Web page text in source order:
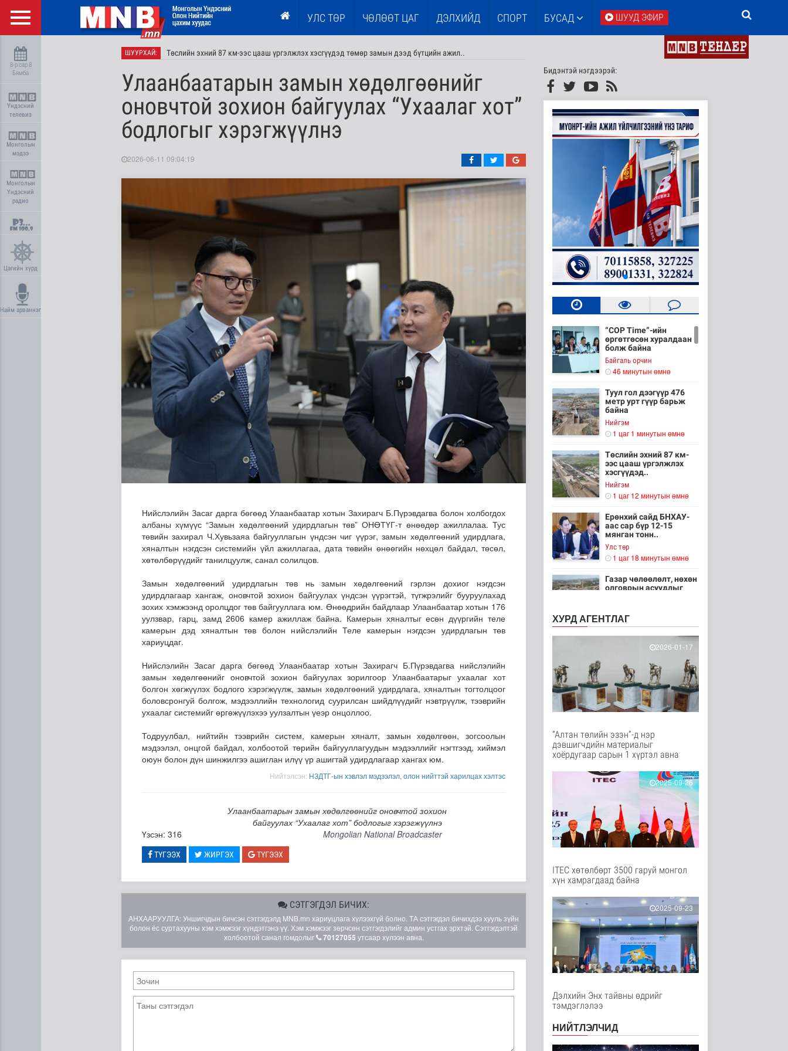
УЛС ТӨР ЧӨЛӨӨТ ЦАГ ДЭЛХИЙД СПОРТ БУСАД ШУУД ЭФИР
8-р сар 8
Бямба
Үндэсний
телевиз
Монголын
мэдээ
Монголын
Үндэсний
радио
Цагийн хүрд
Найм арваннэг
ШУУРХАЙ: Төслийн эхний 87 км-ээс цааш үргэлжлэх хэсгүүдэд төмөр замын дээд бүтцийн ажил..
Ерөнхий сайд БНХАУ-аас сар бүр 12-15 мянган тонн АИ-92 автобензин тогтмол нийл..
Газар чөлөөлөлт, нөхөн олговрын асуудлыг хуулийн хүрээнд шийднэ
Улаанбаатарын замын хөдөлгөөнийг
оновчтой зохион байгуулах “Ухаалаг хот”
бодлогыг хэрэгжүүлнэ
2026-06-11 09:04:19
Нийслэлийн Засаг дарга бөгөөд Улаанбаатар хотын Захирагч Б.Пүрэвдагва болон холбогдох
албаны хүмүүс “Замын хөдөлгөөний удирдлагын төв” ОНӨТҮГ-т өнөөдөр ажиллалаа. Тус
төвийн захирал Ч.Хувьзаяа байгууллагын үндсэн чиг үүрэг, замын хөдөлгөөний удирдлага,
хяналтын нэгдсэн системийн үйл ажиллагаа, дата төвийн өнөөгийн нөхцөл байдал, төсөл,
хөтөлбөрүүдийг танилцуулж, санал солилцов.
Замын хөдөлгөөний удирдлагын төв нь замын хөдөлгөөний гэрлэн дохиог нэгдсэн
удирдлагаар хангаж, оновчтой зохион байгуулах үндсэн үүрэгтэй, түгжрэлийг бууруулахад
зохих хэмжээнд оролцдог төв байгууллага юм. Өнөөдрийн байдлаар Улаанбаатар хотын 176
уулзвар, гарц, замд 2606 камер ажиллаж байна. Камерын хяналтыг есөн дүүргийн теле
камерын дэд хяналтын төв болон нийслэлийн Теле камерын нэгдсэн удирдлагын төв
хариуцдаг.
Нийслэлийн Засаг дарга бөгөөд Улаанбаатар хотын Захирагч Б.Пүрэвдагва нийслэлийн
замын хөдөлгөөнийг оновчтой зохион байгуулах зорилгоор Улаанбаатарыг ухаалаг хот
болгон хөгжүүлэх бодлого хэрэгжүүлж, замын хөдөлгөөний удирдлага, хяналтын тогтолцоог
боловсронгуй болгож, мэдээллийн технологид суурилсан шийдлүүдийг нэвтрүүлж, тээврийн
ухаалаг системийг өргөжүүлэхээ уулзалтын үеэр онцоллоо.
Тодруулбал, нийтийн тээврийн систем, камерын хяналт, замын хөдөлгөөн, зогсоолын
мэдээлэл, онцгой байдал, холбоотой төрийн байгууллагуудын мэдээллийг нэгтгээд, хиймэл
оюун болон дүн шинжилгээ ашиглан илүү үр ашигтай удирдлагаар хангах юм.
Нийтэлсэн: НЗДТГ-ын хэвлэл мэдээлэл, олон нийттэй харилцах хэлтэс
Улаанбаатарын замын хөдөлгөөнийг оновчтой зохион
байгуулах “Ухаалаг хот” бодлогыг хэрэгжүүлнэ
Үзсэн: 316
Mongolian National Broadcaster
ТҮГЭЭХ ЖИРГЭХ ТҮГЭЭХ
СЭТГЭГДЭЛ БИЧИХ:
АНХААРУУЛГА: Уншигчдын бичсэн сэтгэгдэлд MNB.mn хариуцлага хүлээхгүй болно. ТА сэтгэгдэл бичихдээ хууль зүйн
болон ёс суртахууны хэм хэмжээг хүндэтгэнэ үү. Хэм хэмжээг зөрчсөн сэтгэгдэлийг админ устгах эрхтэй. Сэтгэгдэлтэй
холбоотой санал гомдолыг
70127055 утсаар хүлээн авна.
Бидэнтэй нэгдээрэй:
“COP Time”-ийн
өргөтгөсөн хуралдаан
болж байна
Байгаль орчин
46 минутын өмнө
Туул гол дээгүүр 476
метр урт гүүр барьж
байна
Нийгэм
1 цаг 1 минутын өмнө
Төслийн эхний 87 км-
ээс цааш үргэлжлэх
хэсгүүдэд..
Нийгэм
1 цаг 12 минутын өмнө
Ерөнхий сайд БНХАУ-
аас сар бүр 12-15
мянган тонн..
Улс төр
1 цаг 18 минутын өмнө
Газар чөлөөлөлт, нөхөн
олговрын асуудлыг
1 цаг 20 минутын өмнө
могойд хатгуулахаас
Эрүүл мэнд
3 цаг 28 минутын өмнө
Ц.Идэрбат: Мал
эмнэлгийн салбарын
Нийгэм
4 цаг 37 минутын өмнө
салбарт “Oxus Metals
AI” комп..
4 цаг 51 минутын өмнө
COP17 хурлын үеэр
"Нарантуул",
"Дүнжингарав" худ..
4 цаг 59 минутын өмнө
зусланд 8 улсаас 35
хүүх..
Энтертайнмент
4 цаг 8 минутын өмнө
Унгар Улс эрчим хүчээ
хэмнэх зорилгоор
хязгаарла..
4 цаг 22 минутын өмнө
үйлчилгээгээр иргэд
жолооны болон..
Нийгэм
ХУРД АГЕНТЛАГ
2026-01-17
“Алтан төлийн эзэн”-д нэр
дэвшигчдийн материалыг
хоёрдугаар сарын 1 хүртэл авна
2025-09-26
ITEC хөтөлбөрт 3500 гаруй монгол
хүн хамрагдаад байна
2025-09-23
Дэлхийн Энх тайвны өдрийг
тэмдэглэлээ
НИЙТЛЭЛЧИД